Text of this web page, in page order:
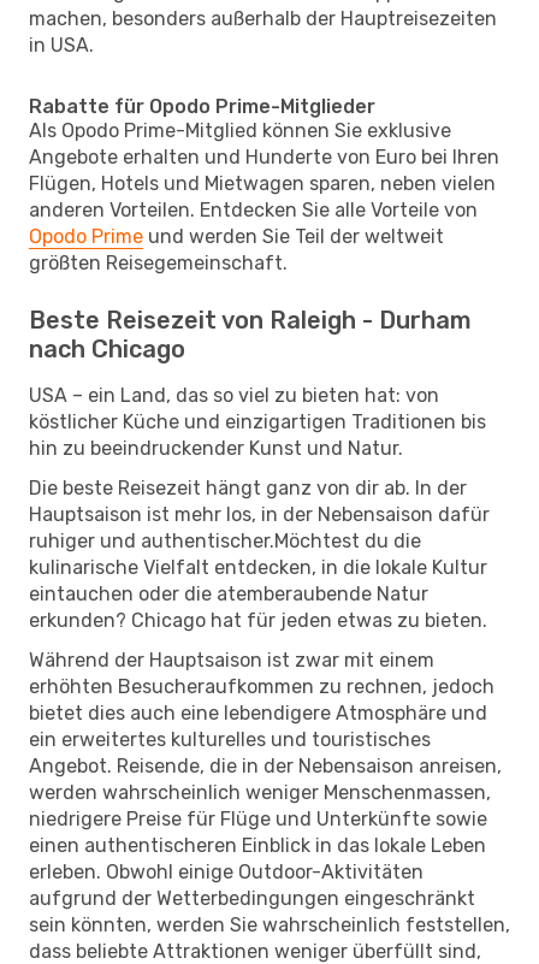
machen, besonders außerhalb der Hauptreisezeiten
in USA.
Rabatte für Opodo Prime-Mitglieder
Als Opodo Prime-Mitglied können Sie exklusive
Angebote erhalten und Hunderte von Euro bei Ihren
Flügen, Hotels und Mietwagen sparen, neben vielen
anderen Vorteilen. Entdecken Sie alle Vorteile von
Opodo Prime und werden Sie Teil der weltweit
größten Reisegemeinschaft.
Beste Reisezeit von Raleigh - Durham
nach Chicago
USA – ein Land, das so viel zu bieten hat: von
köstlicher Küche und einzigartigen Traditionen bis
hin zu beeindruckender Kunst und Natur.
Die beste Reisezeit hängt ganz von dir ab. In der
Hauptsaison ist mehr los, in der Nebensaison dafür
ruhiger und authentischer.Möchtest du die
kulinarische Vielfalt entdecken, in die lokale Kultur
eintauchen oder die atemberaubende Natur
erkunden? Chicago hat für jeden etwas zu bieten.
Während der Hauptsaison ist zwar mit einem
erhöhten Besucheraufkommen zu rechnen, jedoch
bietet dies auch eine lebendigere Atmosphäre und
ein erweitertes kulturelles und touristisches
Angebot. Reisende, die in der Nebensaison anreisen,
werden wahrscheinlich weniger Menschenmassen,
niedrigere Preise für Flüge und Unterkünfte sowie
einen authentischeren Einblick in das lokale Leben
erleben. Obwohl einige Outdoor-Aktivitäten
aufgrund der Wetterbedingungen eingeschränkt
sein könnten, werden Sie wahrscheinlich feststellen,
dass beliebte Attraktionen weniger überfüllt sind,